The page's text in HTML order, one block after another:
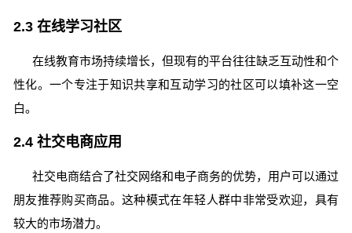
2.3 在线学习社区
在线教育市场持续增长，但现有的平台往往缺乏互动性和个
性化。一个专注于知识共享和互动学习的社区可以填补这一空
白。
2.4 社交电商应用
社交电商结合了社交网络和电子商务的优势，用户可以通过
朋友推荐购买商品。这种模式在年轻人群中非常受欢迎，具有
较大的市场潜力。